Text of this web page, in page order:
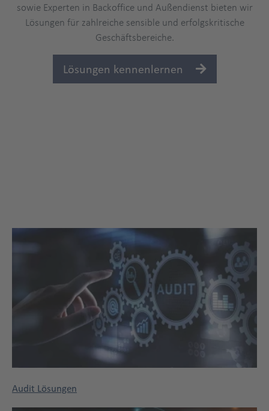
sowie Experten in Backoffice und Außendienst bieten wir
Lösungen für zahlreiche sensible und erfolgskritische
Geschäftsbereiche.
Lösungen kennenlernen
Audit Lösungen